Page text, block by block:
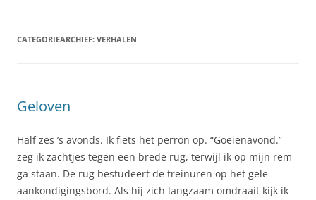
CATEGORIEARCHIEF: VERHALEN
Geloven
Half zes ’s avonds. Ik fiets het perron op. “Goeienavond.”
zeg ik zachtjes tegen een brede rug, terwijl ik op mijn rem
ga staan. De rug bestudeert de treinuren op het gele
aankondigingsbord. Als hij zich langzaam omdraait kijk ik